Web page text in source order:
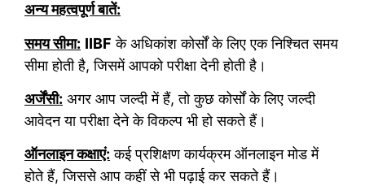
अन्य महत्वपूर्ण बातें:
समय सीमा: IIBF के अधिकांश कोर्सों के लिए एक निश्चित समय
सीमा होती है, जिसमें आपको परीक्षा देनी होती है।
अर्जेंसी: अगर आप जल्दी में हैं, तो कुछ कोर्सों के लिए जल्दी
आवेदन या परीक्षा देने के विकल्प भी हो सकते हैं।
ऑनलाइन कक्षाएं: कई प्रशिक्षण कार्यक्रम ऑनलाइन मोड में
होते हैं, जिससे आप कहीं से भी पढ़ाई कर सकते हैं।